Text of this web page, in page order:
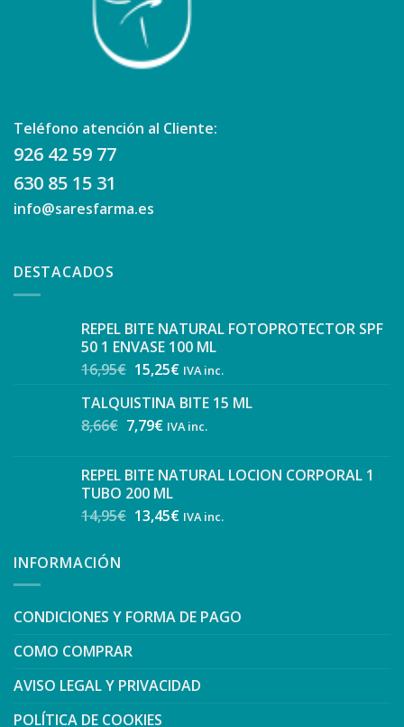
Teléfono atención al Cliente:
926 42 59 77
630 85 15 31
info@saresfarma.es
DESTACADOS
REPEL BITE NATURAL FOTOPROTECTOR SPF
50 1 ENVASE 100 ML
16,95€ 15,25€ IVA inc.
TALQUISTINA BITE 15 ML
8,66€ 7,79€ IVA inc.
REPEL BITE NATURAL LOCION CORPORAL 1
TUBO 200 ML
14,95€ 13,45€ IVA inc.
INFORMACIÓN
CONDICIONES Y FORMA DE PAGO
COMO COMPRAR
AVISO LEGAL Y PRIVACIDAD
POLÍTICA DE COOKIES